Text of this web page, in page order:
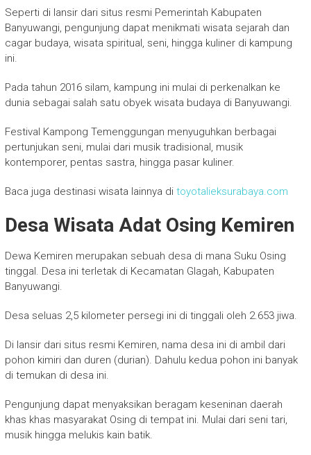
Seperti di lansir dari situs resmi Pemerintah Kabupaten
Banyuwangi, pengunjung dapat menikmati wisata sejarah dan
cagar budaya, wisata spiritual, seni, hingga kuliner di kampung
ini.
Pada tahun 2016 silam, kampung ini mulai di perkenalkan ke
dunia sebagai salah satu obyek wisata budaya di Banyuwangi.
Festival Kampong Temenggungan menyuguhkan berbagai
pertunjukan seni, mulai dari musik tradisional, musik
kontemporer, pentas sastra, hingga pasar kuliner.
Baca juga destinasi wisata lainnya di toyotalieksurabaya.com
Desa Wisata Adat Osing Kemiren
Dewa Kemiren merupakan sebuah desa di mana Suku Osing
tinggal. Desa ini terletak di Kecamatan Glagah, Kabupaten
Banyuwangi.
Desa seluas 2,5 kilometer persegi ini di tinggali oleh 2.653 jiwa.
Di lansir dari situs resmi Kemiren, nama desa ini di ambil dari
pohon kimiri dan duren (durian). Dahulu kedua pohon ini banyak
di temukan di desa ini.
Pengunjung dapat menyaksikan beragam keseninan daerah
khas khas masyarakat Osing di tempat ini. Mulai dari seni tari,
musik hingga melukis kain batik.